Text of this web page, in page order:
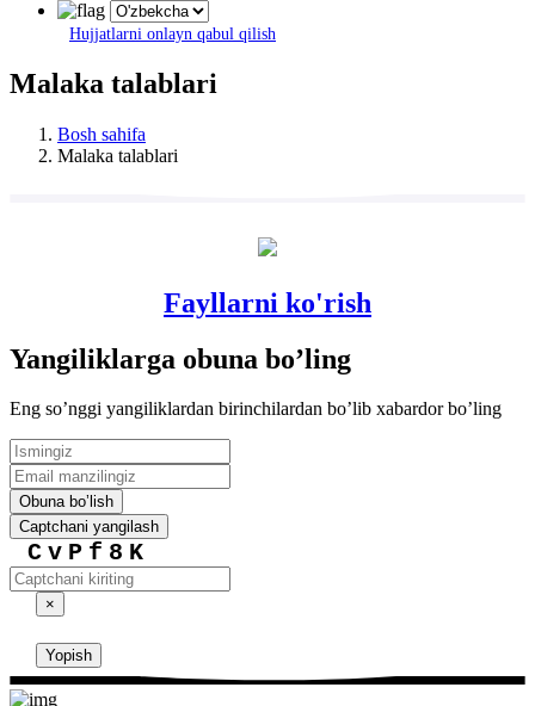
Hujjatlarni onlayn qabul qilish
Malaka talablari
Bosh sahifa
Malaka talablari
Fayllarni ko'rish
Yangiliklarga obuna boʼling
Eng soʼnggi yangiliklardan birinchilardan boʼlib xabardor boʼling
Obuna boʼlish
Captchani yangilash
CvPf8K
×
Yopish